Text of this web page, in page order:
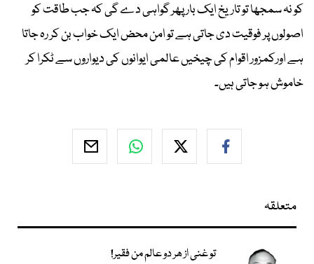
کو نہ سمجھا تو تاریخ ایک بار پھر گواہی دے گی کہ جب طاقت کو
اصولوں پر فوقیت دی جاتی ہے تو امن محض ایک خواب بن کر رہ جاتا
ہے اورکمزور اقوام کی چیخیں عالمی ایوانوں کی دیواروں سے ٹکرا کر
خاموش ہو جاتی ہیں۔
متعلقہ
تو غنی از ھر دو عالم من فقیر!